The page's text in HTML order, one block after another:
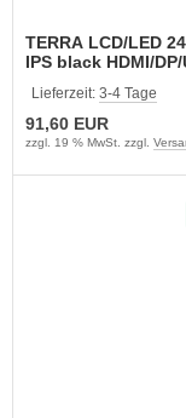
TERRA LCD/LED
IPS black HDMI/DP/
Lieferzeit: 3-4 Tage
91,60 EUR
zzgl. 19 % MwSt. zzgl.